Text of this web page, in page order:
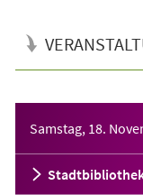
Samstag, 18.